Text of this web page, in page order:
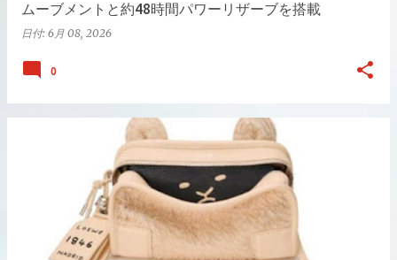
ムーブメントと約48時間パワーリザーブを搭載
日付: 6月 08, 2026
0